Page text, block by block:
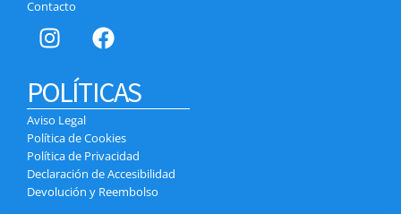
Contacto
POLÍTICAS
Aviso Legal
Política de Cookies
Política de Privacidad
Declaración de Accesibilidad
Devolución y Reembolso